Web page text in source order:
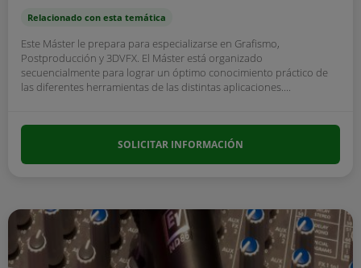
Relacionado con esta temática
Este Máster le prepara para especializarse en Grafismo,
Postproducción y 3DVFX. El Máster está organizado
secuencialmente para lograr un óptimo conocimiento práctico de
las diferentes herramientas de las distintas aplicaciones....
SOLICITAR INFORMACIÓN